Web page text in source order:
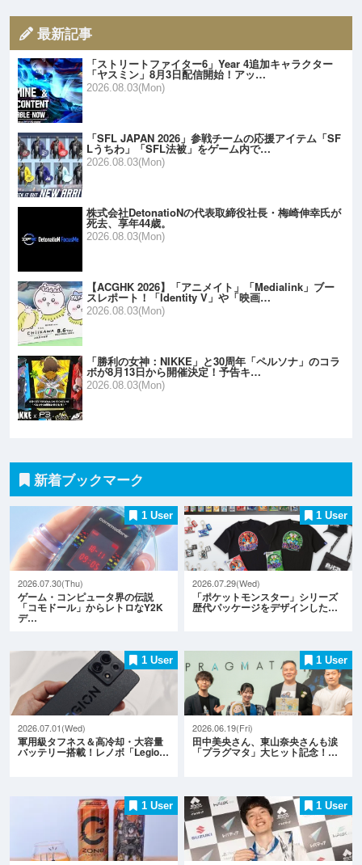
最新記事
「ストリートファイター6」Year 4追加キャラクター
「ヤスミン」8月3日配信開始！アッ…
2026.08.03(Mon)
「SFL JAPAN 2026」参戦チームの応援アイテム「SF
Lうちわ」「SFL法被」をゲーム内で…
2026.08.03(Mon)
株式会社DetonatioNの代表取締役社長・梅崎伸幸氏が
死去、享年44歳。
2026.08.03(Mon)
【ACGHK 2026】「アニメイト」「Medialink」ブー
スレポート！「Identity V」や「映画…
2026.08.03(Mon)
「勝利の女神：NIKKE」と30周年「ペルソナ」のコラ
ボが8月13日から開催決定！予告キ…
2026.08.03(Mon)
新着ブックマーク
1 User
2026.07.30(Thu)
ゲーム・コンピュータ界の伝説
「コモドール」からレトロなY2K
デ…
1 User
2026.07.29(Wed)
「ポケットモンスター」シリーズ
歴代パッケージをデザインした…
1 User
2026.07.01(Wed)
軍用級タフネス＆高冷却・大容量
バッテリー搭載！レノボ「Legio…
1 User
2026.06.19(Fri)
田中美央さん、東山奈央さんも涙
「プラグマタ」大ヒット記念！…
1 User 1 User